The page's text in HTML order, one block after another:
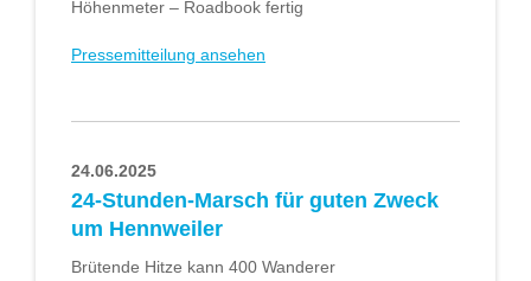
Höhenmeter – Roadbook fertig
Pressemitteilung ansehen
24.06.2025
24-Stunden-Marsch für guten Zweck
um Hennweiler
Brütende Hitze kann 400 Wanderer